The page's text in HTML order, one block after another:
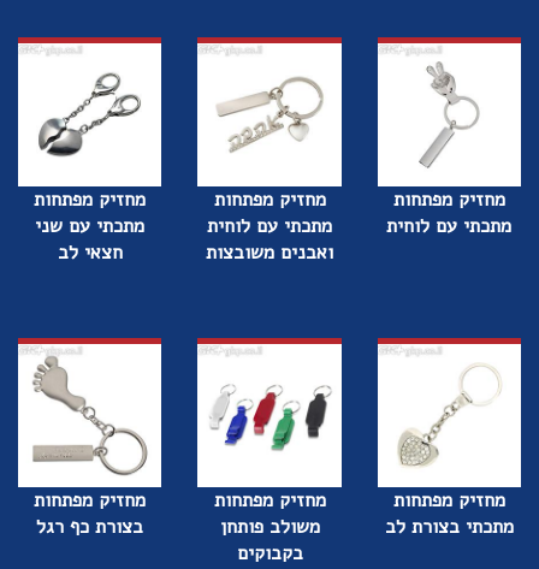
מחזיק מפתחות
מתכתי עם לוחית
מחזיק מפתחות
מתכתי עם לוחית
ואבנים משובצות
מחזיק מפתחות
מתכתי עם שני
חצאי לב
מחזיק מפתחות
מתכתי בצורת לב
מחזיק מפתחות
משולב פותחן
בקבוקים
מחזיק מפתחות
בצורת כף רגל